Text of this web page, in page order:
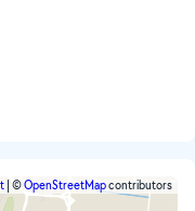
©OpenStreetMapcontributors